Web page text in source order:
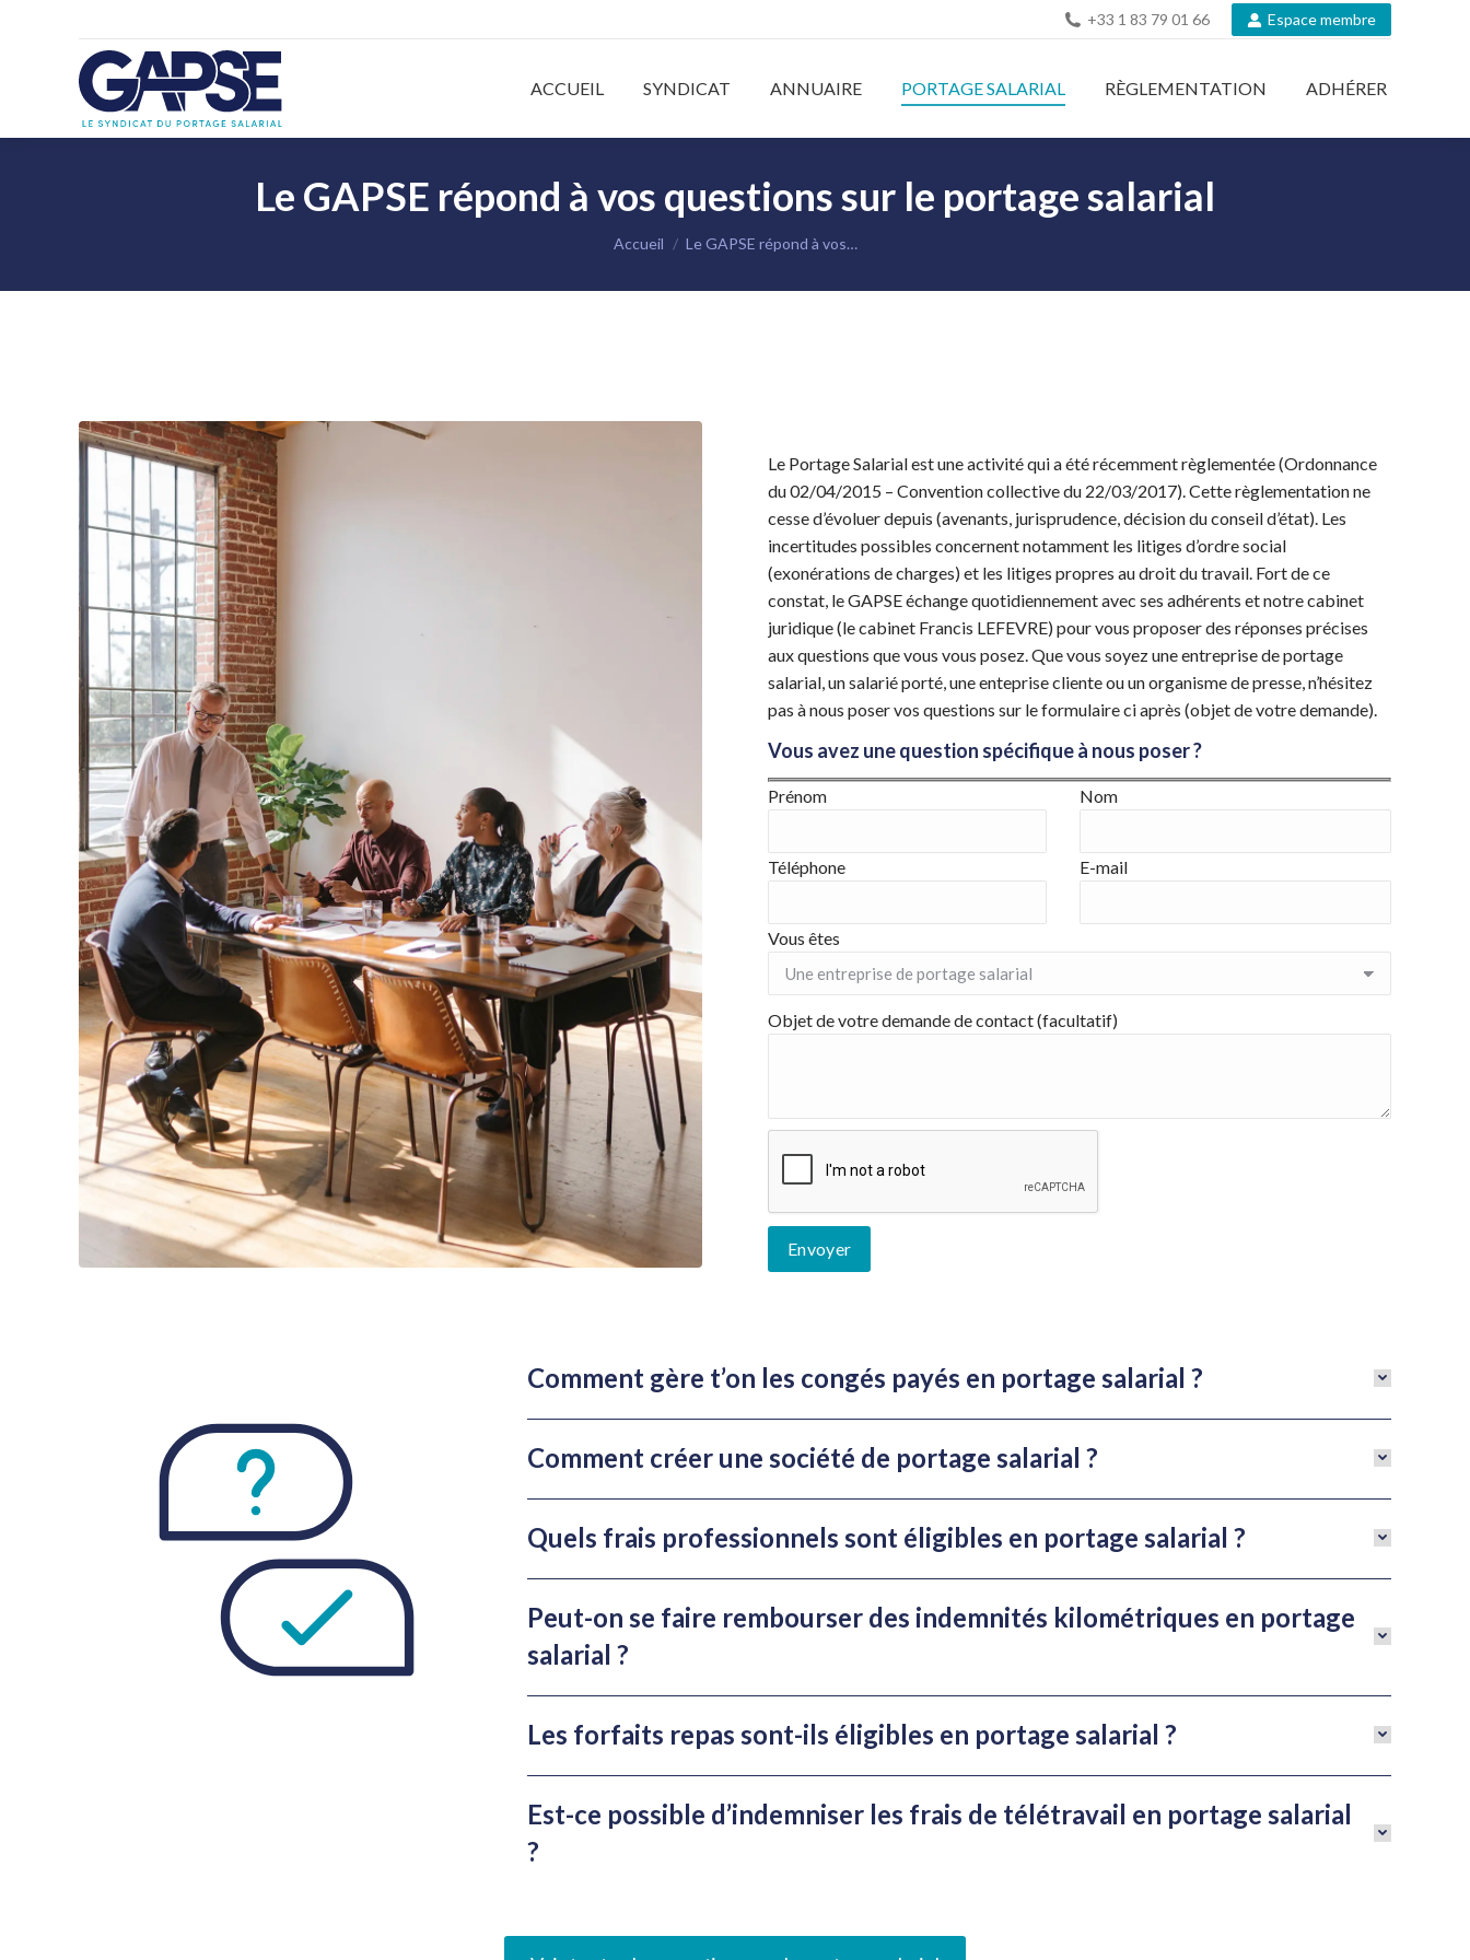
+33 1 83 79 01 66 Espace membre
ACCUEIL SYNDICAT ANNUAIRE PORTAGE SALARIAL RÈGLEMENTATION ADHÉRER
Le GAPSE répond à vos questions sur le portage salarial
Vous êtes ici :
Accueil Le GAPSE répond à vos…
Le Portage Salarial est une activité qui a été récemment règlementée (Ordonnance
du 02/04/2015 – Convention collective du 22/03/2017). Cette règlementation ne
cesse d’évoluer depuis (avenants, jurisprudence, décision du conseil d’état). Les
incertitudes possibles concernent notamment les litiges d’ordre social
(exonérations de charges) et les litiges propres au droit du travail. Fort de ce
constat, le GAPSE échange quotidiennement avec ses adhérents et notre cabinet
juridique (le cabinet Francis LEFEVRE) pour vous proposer des réponses précises
aux questions que vous vous posez. Que vous soyez une entreprise de portage
salarial, un salarié porté, une enteprise cliente ou un organisme de presse, n’hésitez
pas à nous poser vos questions sur le formulaire ci après (objet de votre demande).
Vous avez une question spécifique à nous poser ?
Prénom Nom
Téléphone E-mail
Vous êtes
Objet de votre demande de contact (facultatif)
Comment gère t’on les congés payés en portage salarial ?
Comment créer une société de portage salarial ?
Quels frais professionnels sont éligibles en portage salarial ?
Peut-on se faire rembourser des indemnités kilométriques en portage
salarial ?
Les forfaits repas sont-ils éligibles en portage salarial ?
Est-ce possible d’indemniser les frais de télétravail en portage salarial
?